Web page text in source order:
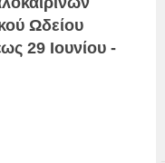
Ωδείου
29 Ιουνίου -